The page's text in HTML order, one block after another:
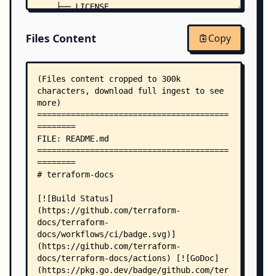
    ├── LICENSE
    ├── netlify.toml
    ├── .golangci.yml
    ├── .goreleaser.yml
    ├── .pre-commit-hooks.yaml
    ├── cmd/
    │   ├── root.go
    │   ├── asciidoc/
    │   │   ├── asciidoc.go
    │   │   ├── document/
    │   │   │   └── document.go
    │   │   └── table/
    │   ├── completion/
    │   │   ├── completion.go
    │   │   ├── bash/
    │   │   │   └── bash.go
    │   │   ├── fish/
    │   │   │   └── fish.go
    │   │   └── zsh/
Files Content Copy